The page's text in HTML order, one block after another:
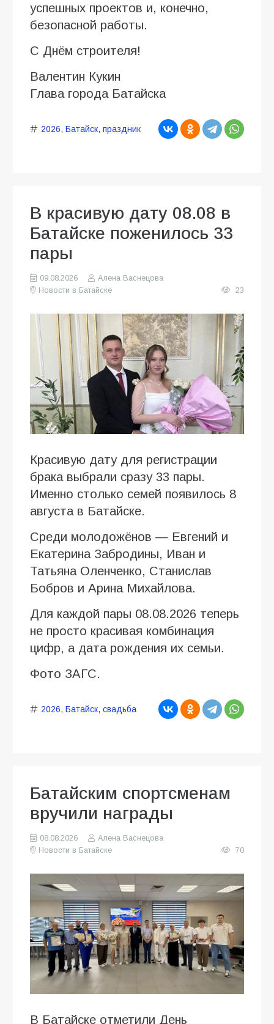
успешных проектов и, конечно,
безопасной работы.
С Днём строителя!
Валентин Кукин
Глава города Батайска
2026, Батайск, праздник
В красивую дату 08.08 в
Батайске поженилось 33
пары
09.08.2026
Алена Васнецова
Новости в Батайске
23
Красивую дату для регистрации
брака выбрали сразу 33 пары.
Именно столько семей появилось 8
августа в Батайске.
Среди молодожёнов — Евгений и
Екатерина Забродины, Иван и
Татьяна Оленченко, Станислав
Бобров и Арина Михайлова.
Для каждой пары 08.08.2026 теперь
не просто красивая комбинация
цифр, а дата рождения их семьи.
Фото ЗАГС.
2026, Батайск, свадьба
Батайским спортсменам
вручили награды
08.08.2026
Алена Васнецова
Новости в Батайске
70
В Батайске отметили День